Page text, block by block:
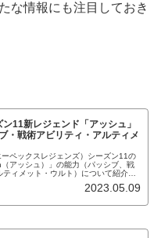
な情報にも注目しておき
ン11新レジェンド「アッシュ」
・戦術アビリティ・アルティメ
ペックスレジェンズ）シーズン11の
アッシュ）」の能力（パッシブ、戦
ィメット・ウルト）について紹介し
2023.05.09